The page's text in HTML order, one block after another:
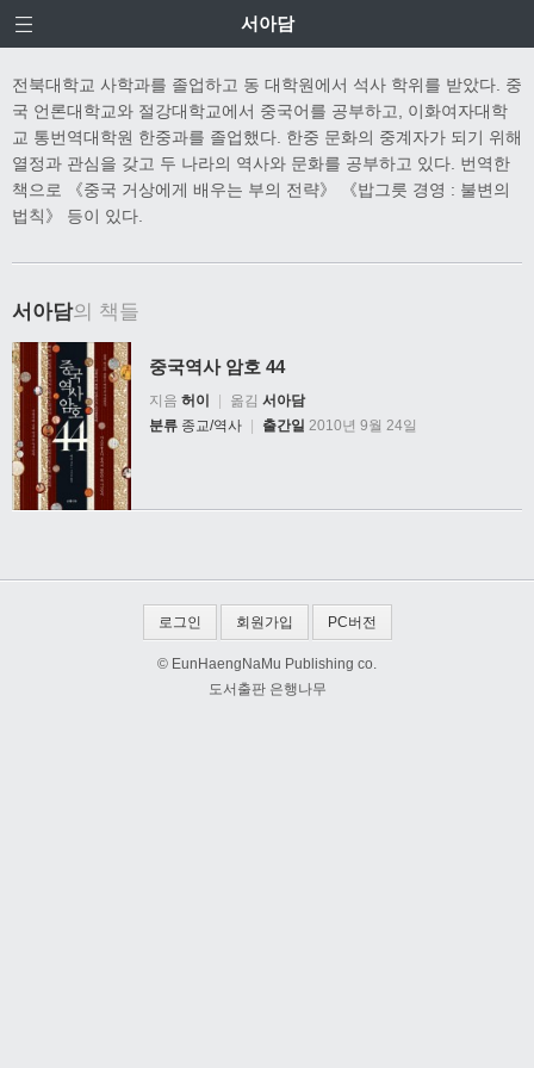
서아담
전북대학교 사학과를 졸업하고 동 대학원에서 석사 학위를 받았다. 중
국 언론대학교와 절강대학교에서 중국어를 공부하고, 이화여자대학
교 통번역대학원 한중과를 졸업했다. 한중 문화의 중계자가 되기 위해
열정과 관심을 갖고 두 나라의 역사와 문화를 공부하고 있다. 번역한
책으로 《중국 거상에게 배우는 부의 전략》 《밥그릇 경영 : 불변의
법칙》 등이 있다.
서아담의 책들
중국역사 암호 44
지음 허이 옮김 서아담
분류 종교/역사 출간일 2010년 9월 24일
로그인 회원가입 PC버전
© EunHaengNaMu Publishing co.
도서출판 은행나무